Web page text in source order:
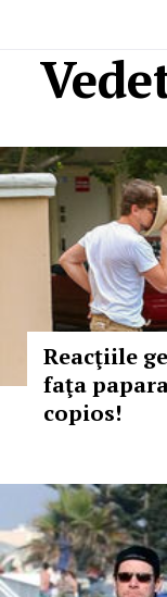
Reacţiile
faţa
copios!